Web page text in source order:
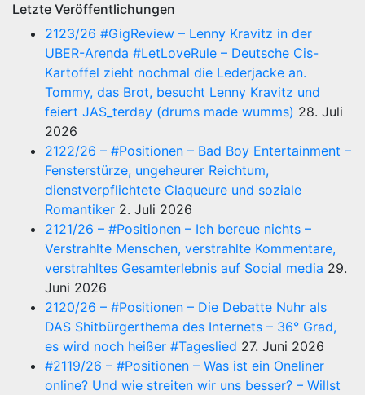
Letzte Veröffentlichungen
2123/26 #GigReview – Lenny Kravitz in der
UBER-Arenda #LetLoveRule – Deutsche Cis-
Kartoffel zieht nochmal die Lederjacke an.
Tommy, das Brot, besucht Lenny Kravitz und
feiert JAS_terday (drums made wumms) 28. Juli
2026
2122/26 – #Positionen – Bad Boy Entertainment –
Fensterstürze, ungeheurer Reichtum,
dienstverpflichtete Claqueure und soziale
Romantiker 2. Juli 2026
2121/26 – #Positionen – Ich bereue nichts –
Verstrahlte Menschen, verstrahlte Kommentare,
verstrahltes Gesamterlebnis auf Social media 29.
Juni 2026
2120/26 – #Positionen – Die Debatte Nuhr als
DAS Shitbürgerthema des Internets – 36° Grad,
es wird noch heißer #Tageslied 27. Juni 2026
#2119/26 – #Positionen – Was ist ein Oneliner
online? Und wie streiten wir uns besser? – Willst